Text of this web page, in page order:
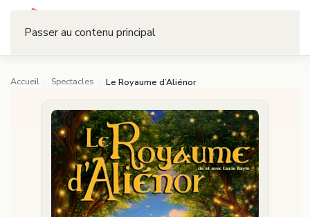
Passer au contenu principal
Accueil Spectacles Le Royaume d’Aliénor